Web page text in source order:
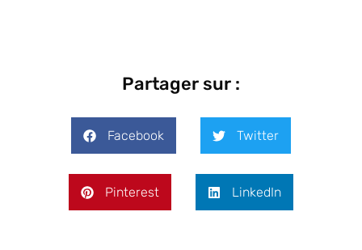
Partager sur :
Facebook Twitter
Pinterest LinkedIn